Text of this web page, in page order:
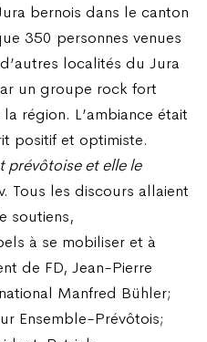
bernois dans le canton
350 personnes venues
localités du Jura
un groupe rock fort
région. L’ambiance était
positif et optimiste.
prévôtoise et elle le
Tous les discours allaient
soutiens,
à se mobiliser et à
de FD, Jean-Pierre
Manfred Bühler;
Ensemble-Prévôtois;